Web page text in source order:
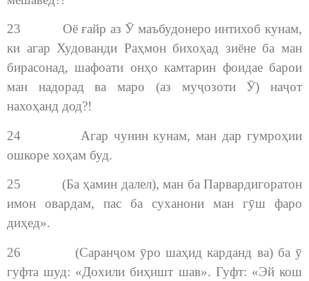
23 Оё ғайр аз Ӯ маъбудонеро интихоб кунам,
ки агар Худованди Раҳмон бихоҳад зиёне ба ман
бирасонад, шафоати онҳо камтарин фоидае барои
ман надорад ва маро (аз муҷозоти Ӯ) наҷот
нахоҳанд дод?!
24 Агар чунин кунам, ман дар гумроҳии
ошкоре хоҳам буд.
25 (Ба ҳамин далел), ман ба Парвардигоратон
имон овардам, пас ба суханони ман гӯш фаро
диҳед».
26 (Саранҷом ӯро шаҳид карданд ва) ба ӯ
гуфта шуд: «Дохили биҳишт шав». Гуфт: «Эй кош